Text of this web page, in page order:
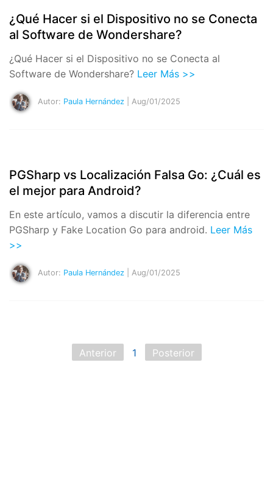
¿Qué Hacer si el Dispositivo no se Conecta
al Software de Wondershare?
¿Qué Hacer si el Dispositivo no se Conecta al
Software de Wondershare? Leer Más >>
Autor: Paula Hernández | Aug/01/2025
PGSharp vs Localización Falsa Go: ¿Cuál es
el mejor para Android?
En este artículo, vamos a discutir la diferencia entre
PGSharp y Fake Location Go para android. Leer Más
>>
Autor: Paula Hernández | Aug/01/2025
Anterior 1 Posterior